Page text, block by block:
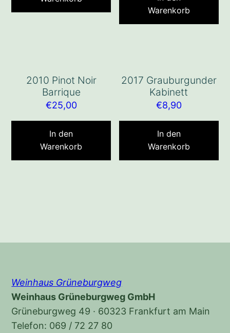
Warenkorb
2010 Pinot Noir
Barrique
€25,00
In den
Warenkorb
2017 Grauburgunder
Kabinett
€8,90
In den
Warenkorb
Weinhaus Grüneburgweg
Weinhaus Grüneburgweg GmbH
Grüneburgweg 49 · 60323 Frankfurt am Main
Telefon: 069 / 72 27 80